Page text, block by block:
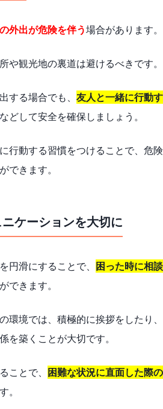
外出が危険を伴う場合があります。
や観光地の裏道は避けるべきです。
する場合でも、 友人と一緒に行動
などして安全を確保しましょう。
行動する習慣をつけることで、危
できます。
ケーションを大切に
円滑にすることで、 困った時に相
できます。
環境では、積極的に挨拶をしたり
を築くことが大切です。
ことで、 困難な状況に直面した際
。